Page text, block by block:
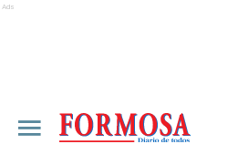
Ads